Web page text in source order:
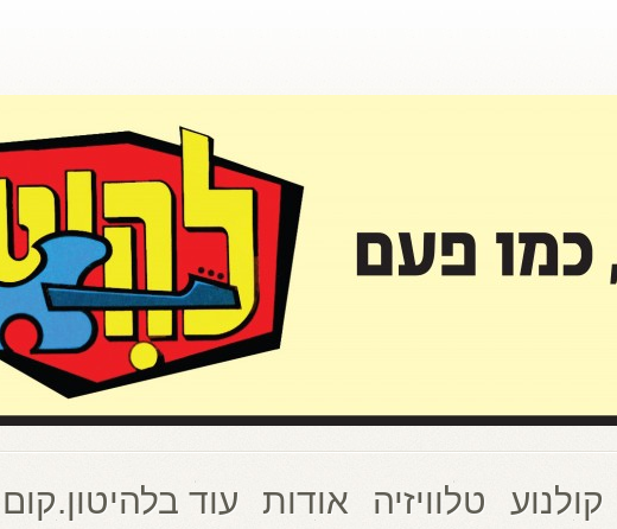
קולנוע טלוויזיה אודות עוד בלהיטון.קום